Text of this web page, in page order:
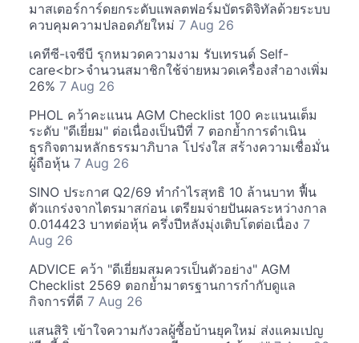
มาสเตอร์การ์ดยกระดับแพลตฟอร์มบัตรดิจิทัลด้วยระบบ
ควบคุมความปลอดภัยใหม่ 7 Aug 26
เคทีซี-เจซีบี รุกหมวดความงาม รับเทรนด์ Self-
care<br>จำนวนสมาชิกใช้จ่ายหมวดเครื่องสำอางเพิ่ม
26% 7 Aug 26
PHOL คว้าคะแนน AGM Checklist 100 คะแนนเต็ม
ระดับ "ดีเยี่ยม" ต่อเนื่องเป็นปีที่ 7 ตอกย้ำการดำเนิน
ธุรกิจตามหลักธรรมาภิบาล โปร่งใส สร้างความเชื่อมั่น
ผู้ถือหุ้น 7 Aug 26
SINO ประกาศ Q2/69 ทำกำไรสุทธิ 10 ล้านบาท ฟื้น
ตัวแกร่งจากไตรมาสก่อน เตรียมจ่ายปันผลระหว่างกาล
0.014423 บาทต่อหุ้น ครึ่งปีหลังมุ่งเติบโตต่อเนื่อง 7
Aug 26
ADVICE คว้า "ดีเยี่ยมสมควรเป็นตัวอย่าง" AGM
Checklist 2569 ตอกย้ำมาตรฐานการกำกับดูแล
กิจการที่ดี 7 Aug 26
แสนสิริ เข้าใจความกังวลผู้ซื้อบ้านยุคใหม่ ส่งแคมเปญ